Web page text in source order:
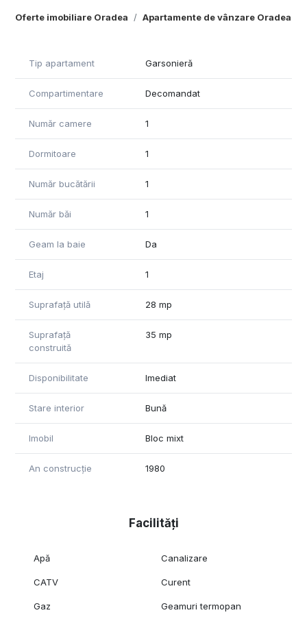
Oferte imobiliare Oradea Apartamente de vânzare Oradea
Pret: 47.800 euro , negociabil
Tip apartament Garsonieră
Compartimentare Decomandat
Număr camere 1
Dormitoare 1
Număr bucătării 1
Număr băi 1
Geam la baie Da
Etaj 1
Suprafață utilă 28 mp
Suprafață
construită
35 mp
Disponibilitate Imediat
Stare interior Bună
Imobil Bloc mixt
An construcție 1980
Facilități
Apă Canalizare
CATV Curent
Gaz Geamuri termopan